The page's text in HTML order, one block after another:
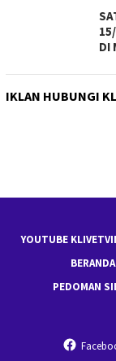
DI
IKLAN HUBUNGI
YOUTUBE
BERANDA
PEDOMAN